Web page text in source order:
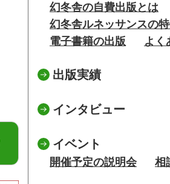
幻冬舎の自費出版とは
幻冬舎ルネッサンスの
電子書籍の出版
よく
出版実績
インタビュー
イベント
開催予定の説明会 相